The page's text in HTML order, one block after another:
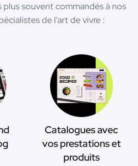
plus souvent commandés à nos
de l'art de vivre :
Catalogues avec
vos prestations et
produits